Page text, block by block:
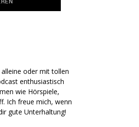
oder mit tollen
enthusiastisch
wie Hörspiele,
Ich freue mich, wenn
gute Unterhaltung!